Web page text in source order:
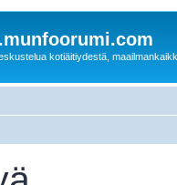
kotiäitiydestä,